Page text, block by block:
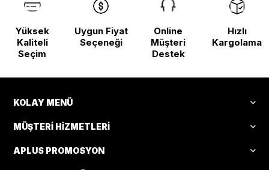
Yüksek
Kaliteli
Seçim
Uygun Fiyat
Seçeneği
Online
Müşteri
Destek
Hızlı
Kargolama
KOLAY MENÜ
MÜŞTERI HIZMETLERI
APLUS PROMOSYON